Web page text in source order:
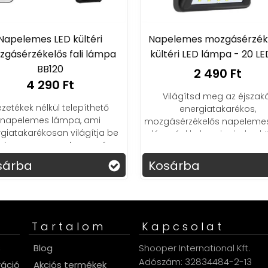
Napelemes mozgásérzékelős
kültéri LED lámpa - 20 LED-el
energiatakarékos,
mozgásérzékelős napelemes LED-
lámpánkkal, ami minden kültéri
igényedet kielégíti!
Kosárba
Napelemes
reflektor
4
Erős fényű,
ami
Kosárba
Tartalom
Blog
Akciós termékek
Kapcsolat
Shooper International Kft.
Adószám: 32834484-2-13